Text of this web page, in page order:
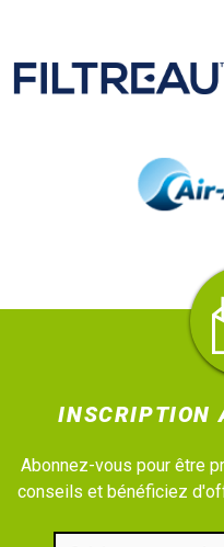
INSCRIPTION
Abonnez-vous pour être
conseils et bénéficiez